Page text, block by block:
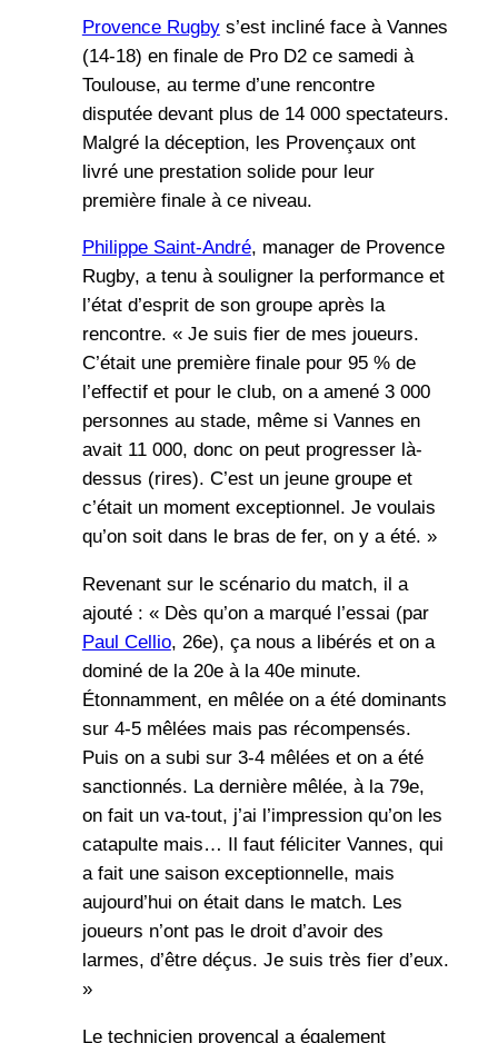
Provence Rugbys’est incliné face à Vannes
(14-18) en finale de Pro D2 ce samedi à
Toulouse, au terme d’une rencontre
disputée devant plus de 14 000 spectateurs.
Malgré la déception, les Provençaux ont
livré une prestation solide pour leur
première finale à ce niveau.
Philippe Saint-André, manager de Provence
Rugby, a tenu à souligner la performance et
l’état d’esprit de son groupe après la
rencontre. « Je suis fier de mes joueurs.
C’était une première finale pour 95 % de
l’effectif et pour le club, on a amené 3 000
personnes au stade, même si Vannes en
avait 11 000, donc on peut progresser là-
dessus (rires). C’est un jeune groupe et
c’était un moment exceptionnel. Je voulais
qu’on soit dans le bras de fer, on y a été. »
Revenant sur le scénario du match, il a
ajouté : « Dès qu’on a marqué l’essai (par
Paul Cellio, 26e), ça nous a libérés et on a
dominé de la 20e à la 40e minute.
Étonnamment, en mêlée on a été dominants
sur 4-5 mêlées mais pas récompensés.
Puis on a subi sur 3-4 mêlées et on a été
sanctionnés. La dernière mêlée, à la 79e,
on fait un va-tout, j’ai l’impression qu’on les
catapulte mais… Il faut féliciter Vannes, qui
a fait une saison exceptionnelle, mais
aujourd’hui on était dans le match. Les
joueurs n’ont pas le droit d’avoir des
larmes, d’être déçus. Je suis très fier d’eux.
»
Le technicien provençal a également